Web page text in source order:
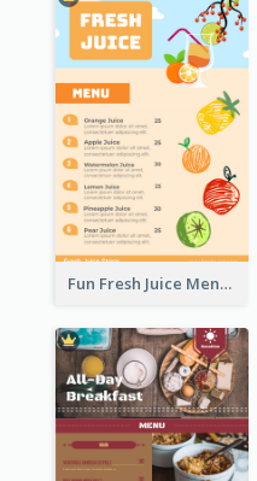
Fun Fresh Juice Menu With Graphics Of Fruit